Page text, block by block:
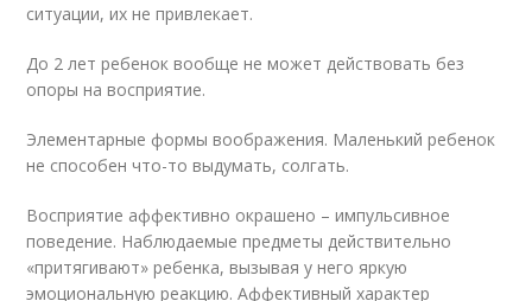
ситуации, их не привлекает.
До 2 лет ребенок вообще не может действовать без
опоры на восприятие.
Элементарные формы воображения. Маленький ребенок
не способен что-то выдумать, солгать.
Восприятие аффективно окрашено – импульсивное
поведение. Наблюдаемые предметы действительно
«притягивают» ребенка, вызывая у него яркую
эмоциональную реакцию. Аффективный характер